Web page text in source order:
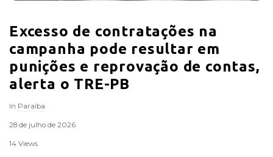
Excesso de contratações na
campanha pode resultar em
punições e reprovação de contas,
alerta o TRE-PB
In Paraíba
28 de julho de 2026
14 Views